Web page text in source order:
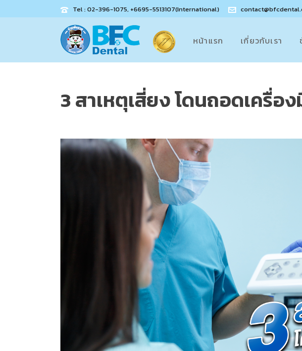
Tel : 02-396-1075, +6695-5513107(International)
หน้าแรก เกี่ยวกับเรา
3 สาเหตุเสี่ยง โดนถอดเครื่อ